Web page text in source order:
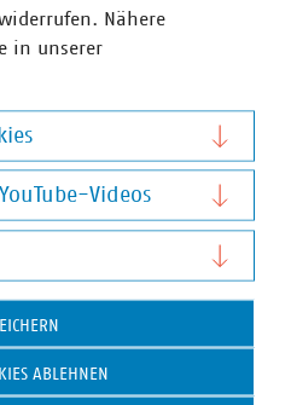
- Gemeinsame
und
Verbände
und Österreichs
Nähere
in unserer
Videos
Videos
ABLEHNEN